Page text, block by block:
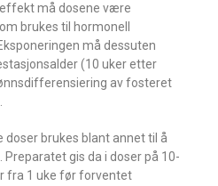
må dosene være
brukes til hormonell
må dessuten
(10 uker etter
av fosteret
doser brukes blant annet til å
gis da i doser på 10-
fra 1 uke før forventet